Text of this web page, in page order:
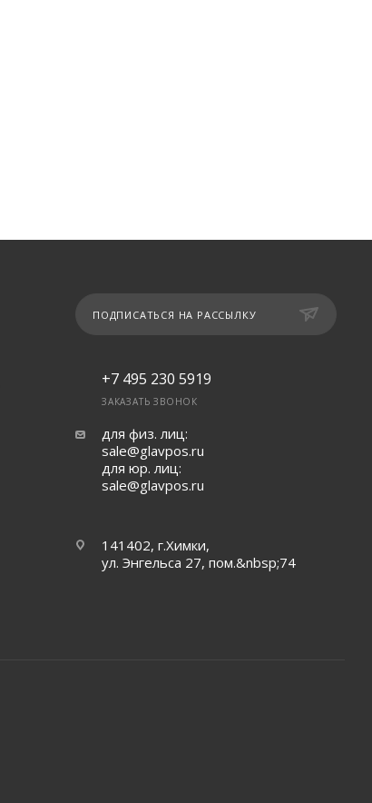
ПОДПИСАТЬСЯ НА РАССЫЛКУ
+7 495 230 5919
ЗАКАЗАТЬ ЗВОНОК
для физ. лиц:
sale@glavpos.ru
для юр. лиц:
sale@glavpos.ru
141402, г.Химки,
ул. Энгельса 27, пом.&nbsp;74